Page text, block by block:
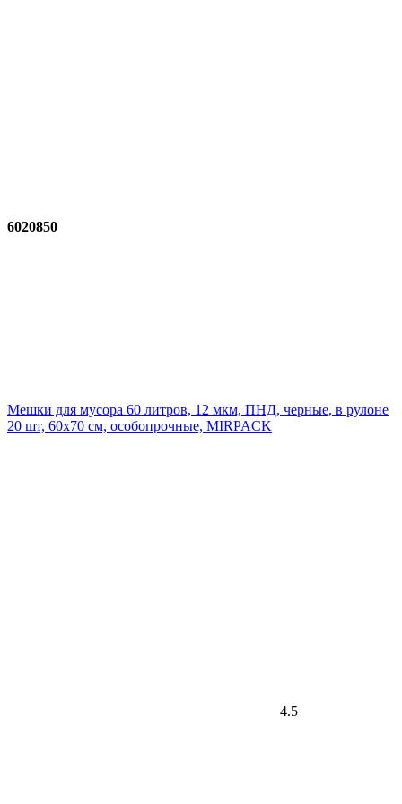
6020850
Мешки для мусора 60 литров, 12 мкм, ПНД, черные, в рулоне
20 шт, 60х70 см, особопрочные, MIRPACK
4.5